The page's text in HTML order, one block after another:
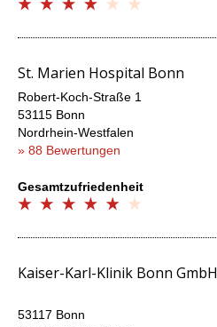
St. Marien Hospital Bonn
Robert-Koch-Straße 1
53115 Bonn
Nordrhein-Westfalen
» 88 Bewertungen
Gesamtzufriedenheit
Kaiser-Karl-Klinik Bonn GmbH
53117 Bonn